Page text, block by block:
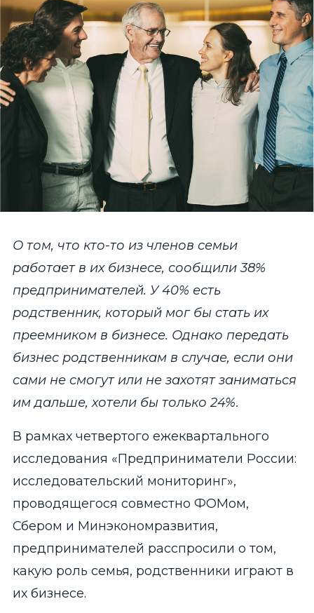
О том, что кто-то из членов семьи
работает в их бизнесе, сообщили 38%
предпринимателей. У 40% есть
родственник, который мог бы стать их
преемником в бизнесе. Однако передать
бизнес родственникам в случае, если они
сами не смогут или не захотят заниматься
им дальше, хотели бы только 24%.
В рамках четвертого ежеквартального
исследования «Предприниматели России:
исследовательский мониторинг»,
проводящегося совместно ФОМом,
Сбером и Минэкономразвития,
предпринимателей расспросили о том,
какую роль семья, родственники играют в
их бизнесе.